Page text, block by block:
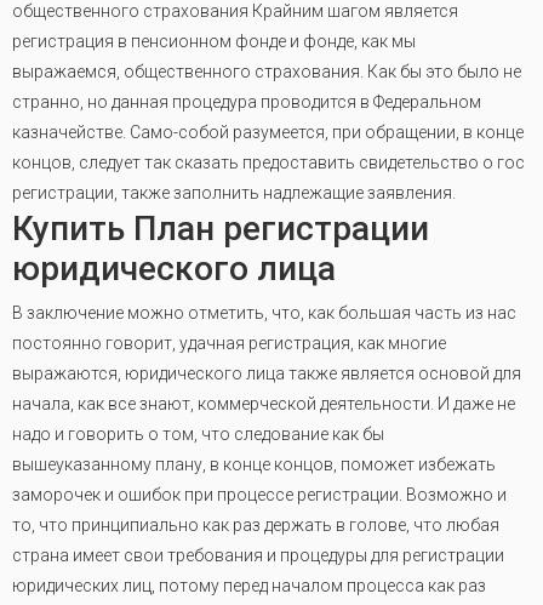
общественного страхования Крайним шагом является
регистрация в пенсионном фонде и фонде, как мы
выражаемся, общественного страхования. Как бы это было не
странно, но данная процедура проводится в Федеральном
казначействе. Само-собой разумеется, при обращении, в конце
концов, следует так сказать предоставить свидетельство о гос
регистрации, также заполнить надлежащие заявления.
Купить План регистрации
юридического лица
В заключение можно отметить, что, как большая часть из нас
постоянно говорит, удачная регистрация, как многие
выражаются, юридического лица также является основой для
начала, как все знают, коммерческой деятельности. И даже не
надо и говорить о том, что следование как бы
вышеуказанному плану, в конце концов, поможет избежать
заморочек и ошибок при процессе регистрации. Возможно и
то, что принципиально как раз держать в голове, что любая
страна имеет свои требования и процедуры для регистрации
юридических лиц, потому перед началом процесса как раз